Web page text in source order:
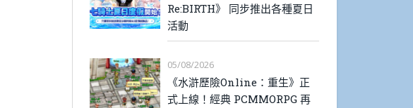
Re:BIRTH》 同步推出各種夏日
活動
05/08/2026
《水滸歷險Online：重生》正
式上線！經典 PCMMORPG 再